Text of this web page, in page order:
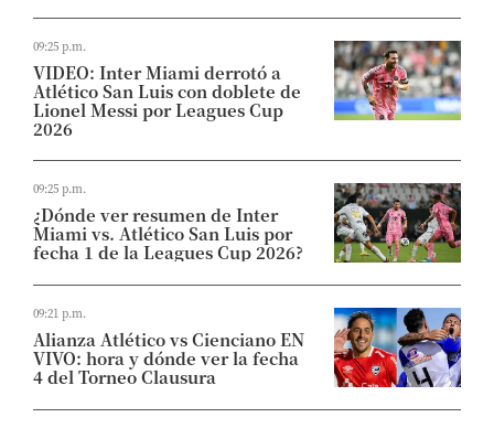
09:25 p.m.
VIDEO: Inter Miami derrotó a
Atlético San Luis con doblete de
Lionel Messi por Leagues Cup
2026
09:25 p.m.
¿Dónde ver resumen de Inter
Miami vs. Atlético San Luis por
fecha 1 de la Leagues Cup 2026?
09:21 p.m.
Alianza Atlético vs Cienciano EN
VIVO: hora y dónde ver la fecha
4 del Torneo Clausura